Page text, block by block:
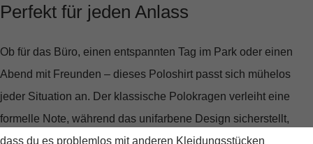
Perfekt für jeden Anlass
Ob für das Büro, einen entspannten Tag im Park oder einen
Abend mit Freunden – dieses Poloshirt passt sich mühelos
jeder Situation an. Der klassische Polokragen verleiht eine
formelle Note, während das unifarbene Design sicherstellt,
dass du es problemlos mit anderen Kleidungsstücken